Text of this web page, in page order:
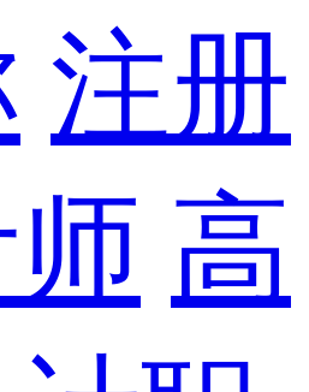
注册
高